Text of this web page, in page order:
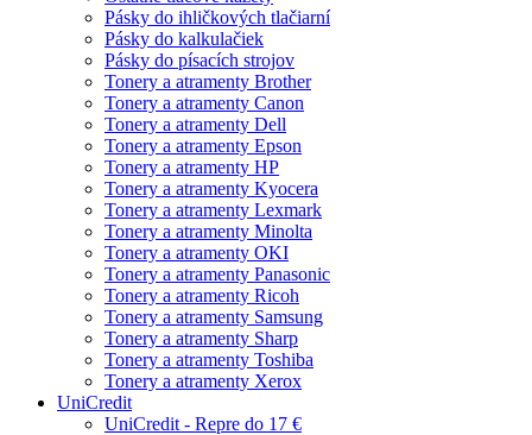
Pásky do ihličkových tlačiarní
Pásky do kalkulačiek
Pásky do písacích strojov
Tonery a atramenty Brother
Tonery a atramenty Canon
Tonery a atramenty Dell
Tonery a atramenty Epson
Tonery a atramenty HP
Tonery a atramenty Kyocera
Tonery a atramenty Lexmark
Tonery a atramenty Minolta
Tonery a atramenty OKI
Tonery a atramenty Panasonic
Tonery a atramenty Ricoh
Tonery a atramenty Samsung
Tonery a atramenty Sharp
Tonery a atramenty Toshiba
Tonery a atramenty Xerox
UniCredit
UniCredit - Repre do 17 €